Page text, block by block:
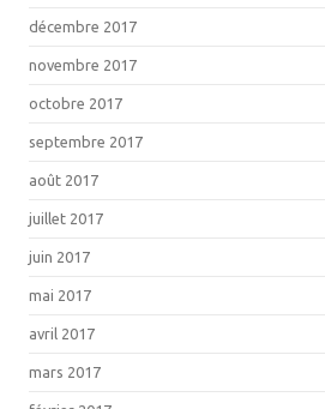
décembre 2017
novembre 2017
octobre 2017
septembre 2017
août 2017
juillet 2017
juin 2017
mai 2017
avril 2017
mars 2017